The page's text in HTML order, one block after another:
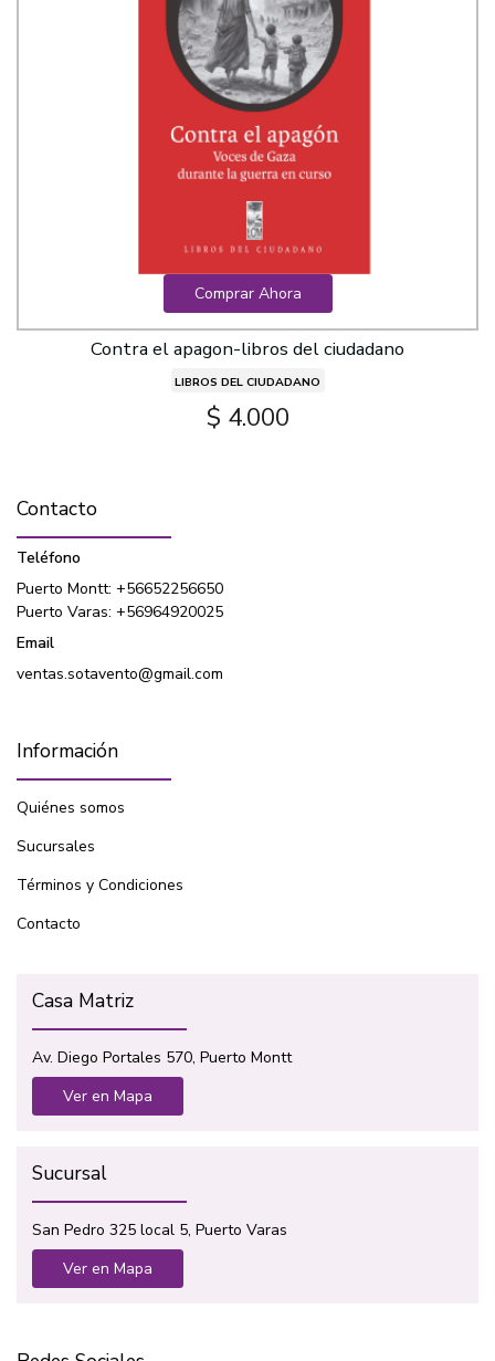
Comprar Ahora
Contra el apagon-libros del ciudadano
LIBROS DEL CIUDADANO
$ 4.000
Contacto
Teléfono
Puerto Montt: +56652256650
Puerto Varas: +56964920025
Email
ventas.sotavento@gmail.com
Información
Quiénes somos
Sucursales
Términos y Condiciones
Contacto
Casa Matriz
Av. Diego Portales 570, Puerto Montt
Ver en Mapa
Sucursal
San Pedro 325 local 5, Puerto Varas
Ver en Mapa